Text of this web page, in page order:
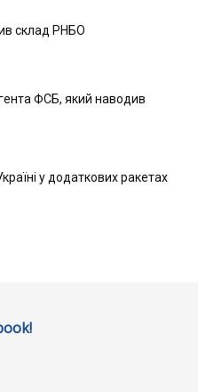
склад РНБО
ФСБ, який наводив
у додаткових ракетах